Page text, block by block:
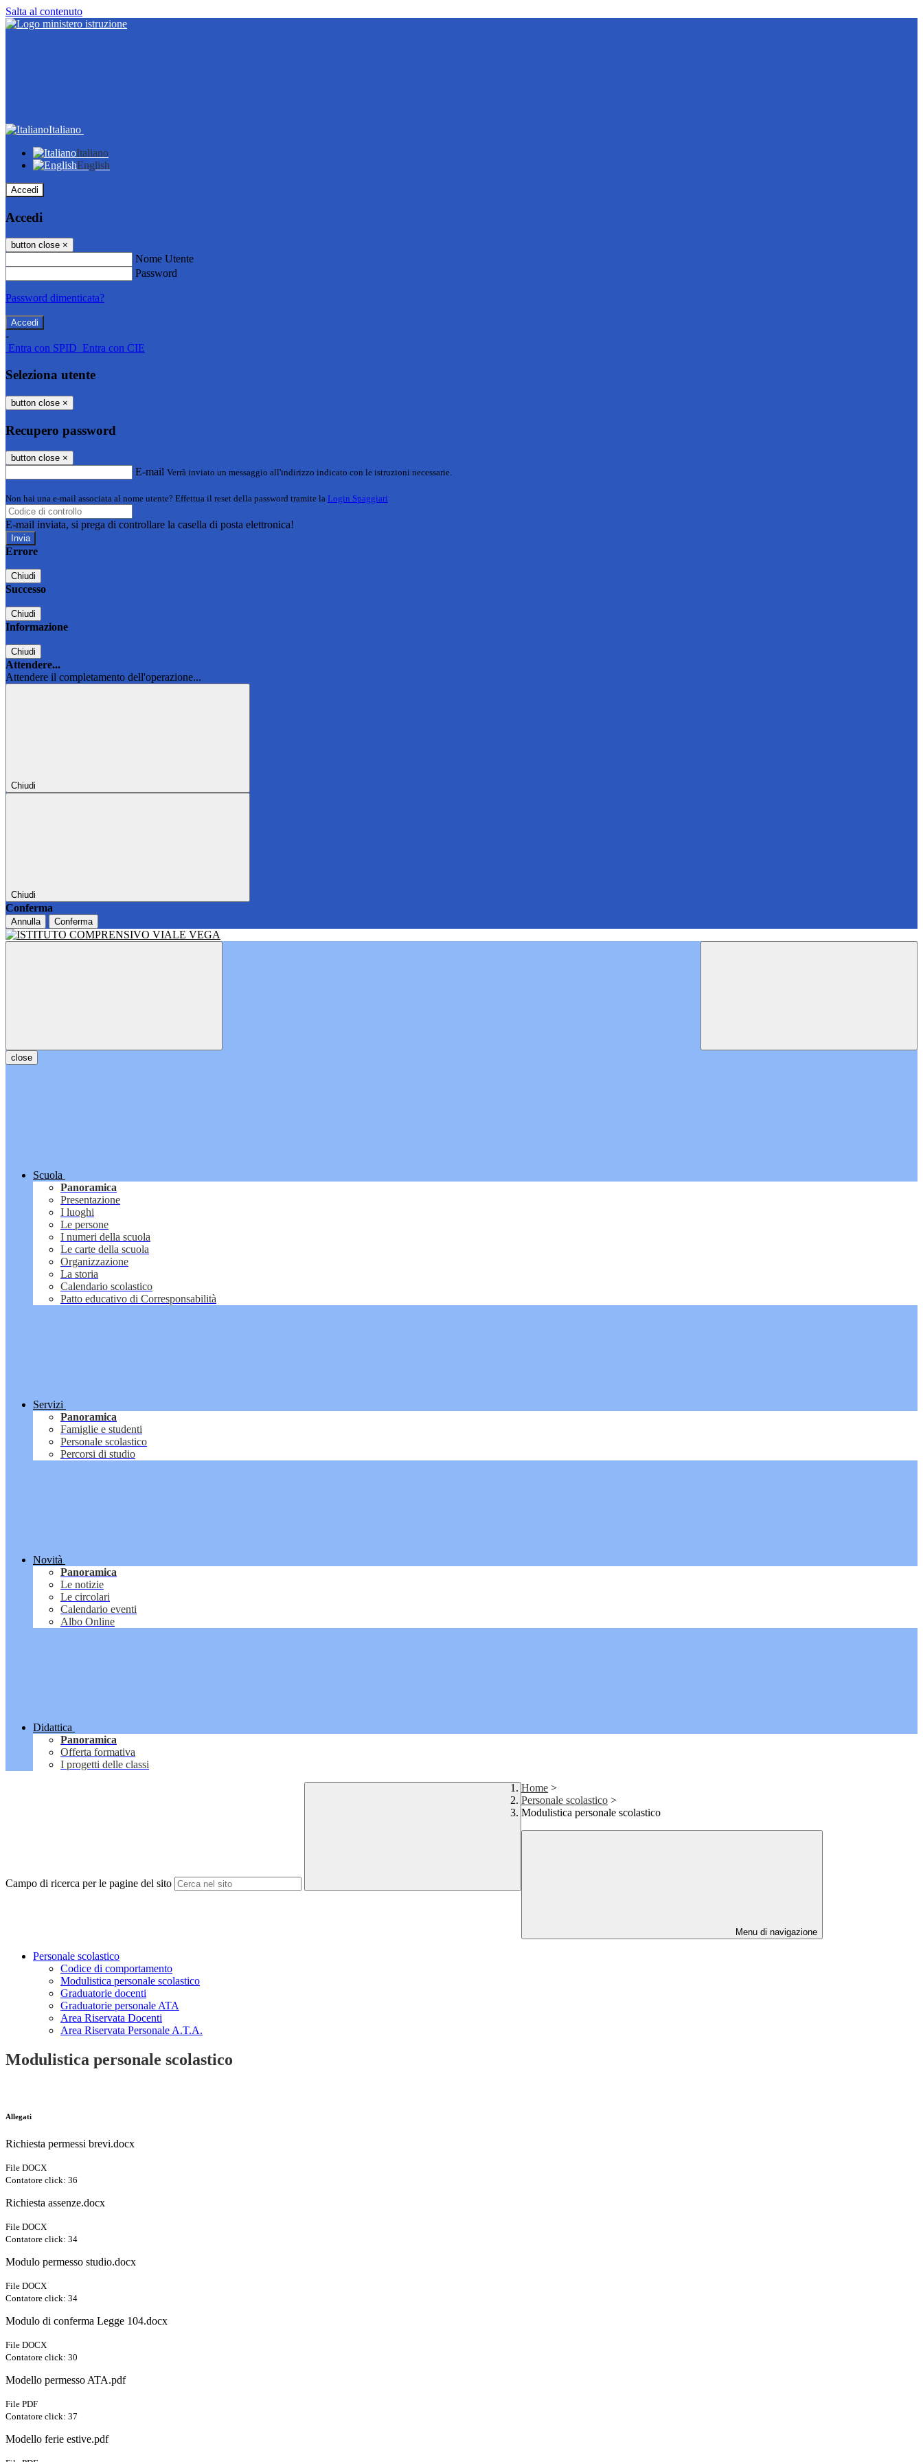
Salta al contenuto
Italiano
Italiano
English
Accedi
Accedi
button close ×
Nome Utente
Password
Password dimenticata?
-
Entra con SPID Entra con CIE
Seleziona utente
button close ×
Recupero password
button close ×
E-mail Verrà inviato un messaggio all'indirizzo indicato con le istruzioni necessarie.
Non hai una e-mail associata al nome utente? Effettua il reset della password tramite la Login Spaggiari
E-mail inviata, si prega di controllare la casella di posta elettronica!
Errore
Chiudi
Successo
Chiudi
Informazione
Chiudi
Attendere...
Attendere il completamento dell'operazione...
Chiudi
Chiudi
Conferma
Annulla Conferma
close
Scuola
Panoramica
Presentazione
I luoghi
Le persone
I numeri della scuola
Le carte della scuola
Organizzazione
La storia
Calendario scolastico
Patto educativo di Corresponsabilità
Servizi
Panoramica
Famiglie e studenti
Personale scolastico
Percorsi di studio
Novità
Panoramica
Le notizie
Le circolari
Calendario eventi
Albo Online
Didattica
Panoramica
Offerta formativa
I progetti delle classi
Campo di ricerca per le pagine del sito
Home >
Personale scolastico >
Modulistica personale scolastico
Menu di navigazione
Personale scolastico
Codice di comportamento
Modulistica personale scolastico
Graduatorie docenti
Graduatorie personale ATA
Area Riservata Docenti
Area Riservata Personale A.T.A.
Modulistica personale scolastico
Allegati
Richiesta permessi brevi.docx
File DOCX
Contatore click: 36
Richiesta assenze.docx
File DOCX
Contatore click: 34
Modulo permesso studio.docx
File DOCX
Contatore click: 34
Modulo di conferma Legge 104.docx
File DOCX
Contatore click: 30
Modello permesso ATA.pdf
File PDF
Contatore click: 37
Modello ferie estive.pdf